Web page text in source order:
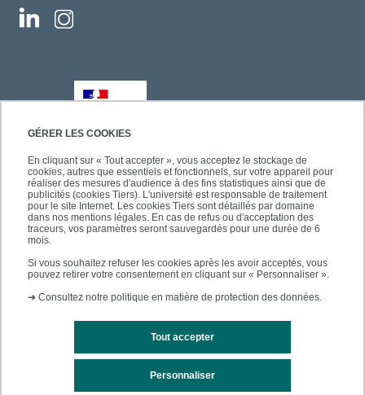
GÉRER LES COOKIES
En cliquant sur « Tout accepter », vous acceptez le stockage de
cookies, autres que essentiels et fonctionnels, sur votre appareil pour
réaliser des mesures d'audience à des fins statistiques ainsi que de
publicités (cookies Tiers). L'université est responsable de traitement
pour le site Internet. Les cookies Tiers sont détaillés par domaine
dans nos mentions légales. En cas de refus ou d'acceptation des
traceurs, vos paramètres seront sauvegardés pour une durée de 6
mois.
Si vous souhaitez refuser les cookies après les avoir acceptés, vous
pouvez retirer votre consentement en cliquant sur « Personnaliser ».
➜ Consultez notre politique en matière de protection des données.
Tout accepter
Personnaliser